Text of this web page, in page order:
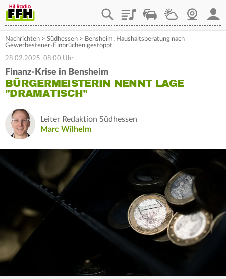
PlaylistStaupilotWetterWebcam
Nachrichten > Südhessen > Bensheim: Haushaltsberatung nach
Gewerbesteuer-Einbrüchen gestoppt
28.02.2025, 08:00 Uhr
Finanz-Krise in Bensheim
BÜRGERMEISTERIN NENNT LAGE
"DRAMATISCH"
Leiter Redaktion Südhessen
Marc Wilhelm